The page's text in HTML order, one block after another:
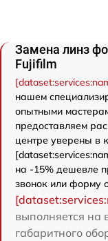
Замена линз
Fujifilm
нашем
опытными
предоставляем
центре уверены в
на -15% дешевле
звонок или форму
выполняется на
габаритного